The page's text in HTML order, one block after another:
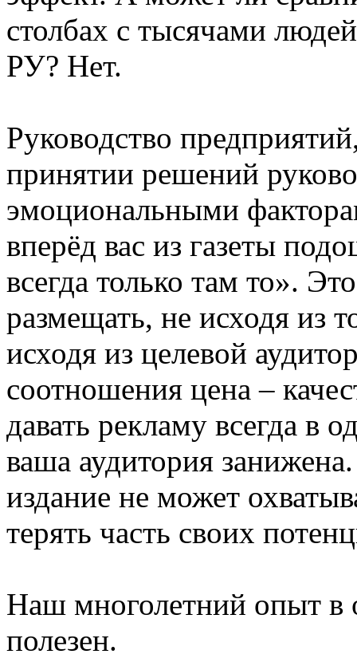
столбах с тысячами
РУ? Нет.
Руководство
принятии решений
эмоциональными
вперёд вас из газеты
всегда только там то».
размещать, не исходя из
исходя из целевой
соотношения цена –
давать рекламу всегда в
ваша аудитория
издание не может
терять часть своих
Наш многолетний опыт в
полезен.